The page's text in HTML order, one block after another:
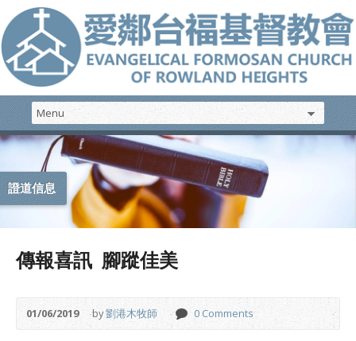
證道信息
傳報喜訊 腳蹤佳美
01/06/2019 by劉港木牧師 0 Comments